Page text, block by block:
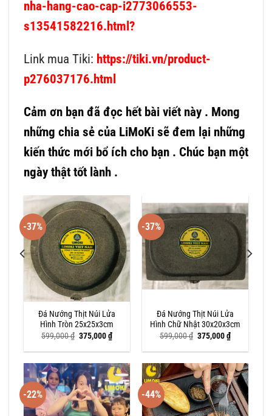
nha-hang-cao-cap-i2773066553-
s13541582216.html?
Link mua Tiki: https://tiki.vn/product-
p276037176.html
Cảm ơn bạn đã đọc hết bài viết này . Mong
những chia sẻ của LiMoKi sẽ đem lại những
kiến thức mới bổ ích cho bạn . Chúc bạn một
ngày thật tốt lành .
-37%
Đá Nướng Thịt Núi Lửa
Hình Tròn 25x25x3cm
599,000₫ Giá
là:
375,000₫Giá
hiện
tại
375,000 ₫.
-37%
Đá Nướng Thịt Núi Lửa
Hình Chữ Nhật 30x20x3cm
599,000₫ Giá
là:
375,000₫Giá
hiện
tại
375,000 ₫.
-22% -44%